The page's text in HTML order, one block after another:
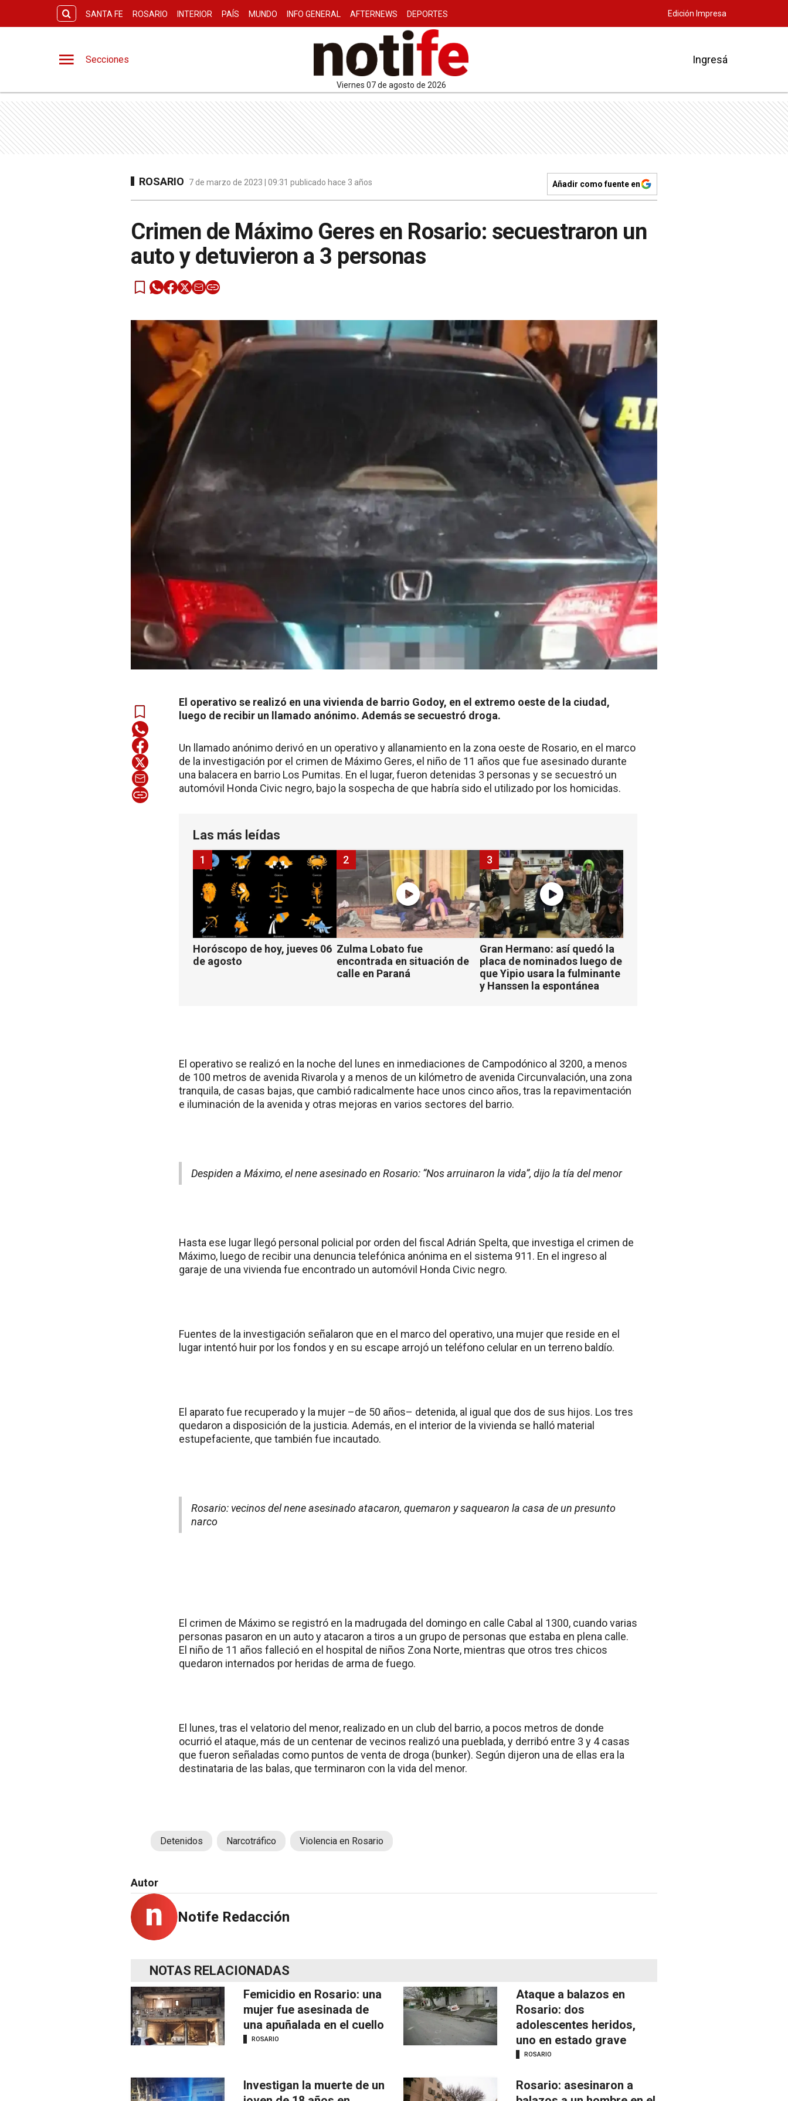
SANTA FE ROSARIO INTERIOR PAÍS MUNDO INFO GENERAL AFTERNEWS DEPORTES Edición Impresa
Secciones
viernes 07 de agosto de 2026
Ingresá
ROSARIO 7 de marzo de 2023 | 09:31 publicado hace 3 años Añadir como fuente en
Crimen de Máximo Geres en Rosario: secuestraron un
auto y detuvieron a 3 personas
El operativo se realizó en una vivienda de barrio Godoy, en el extremo oeste de la ciudad,
luego de recibir un llamado anónimo. Además se secuestró droga.
Un llamado anónimo derivó en un operativo y allanamiento en la zona oeste de Rosario, en el marco
de la investigación por el crimen de Máximo Geres, el niño de 11 años que fue asesinado durante
una balacera en barrio Los Pumitas. En el lugar, fueron detenidas 3 personas y se secuestró un
automóvil Honda Civic negro, bajo la sospecha de que habría sido el utilizado por los homicidas.
Las más leídas
Horóscopo de hoy, jueves 06
de agosto
1
Zulma Lobato fue
encontrada en situación de
calle en Paraná
2
Gran Hermano: así quedó la
placa de nominados luego de
que Yipio usara la fulminante
y Hanssen la espontánea
3
El operativo se realizó en la noche del lunes en inmediaciones de Campodónico al 3200, a menos
de 100 metros de avenida Rivarola y a menos de un kilómetro de avenida Circunvalación, una zona
tranquila, de casas bajas, que cambió radicalmente hace unos cinco años, tras la repavimentación
e iluminación de la avenida y otras mejoras en varios sectores del barrio.
Despiden a Máximo, el nene asesinado en Rosario: “Nos arruinaron la vida”, dijo la tía del menor
Hasta ese lugar llegó personal policial por orden del fiscal Adrián Spelta, que investiga el crimen de
Máximo, luego de recibir una denuncia telefónica anónima en el sistema 911. En el ingreso al
garaje de una vivienda fue encontrado un automóvil Honda Civic negro.
Fuentes de la investigación señalaron que en el marco del operativo, una mujer que reside en el
lugar intentó huir por los fondos y en su escape arrojó un teléfono celular en un terreno baldío.
El aparato fue recuperado y la mujer –de 50 años– detenida, al igual que dos de sus hijos. Los tres
quedaron a disposición de la justicia. Además, en el interior de la vivienda se halló material
estupefaciente, que también fue incautado.
Rosario: vecinos del nene asesinado atacaron, quemaron y saquearon la casa de un presunto
narco
El crimen de Máximo se registró en la madrugada del domingo en calle Cabal al 1300, cuando varias
personas pasaron en un auto y atacaron a tiros a un grupo de personas que estaba en plena calle.
El niño de 11 años falleció en el hospital de niños Zona Norte, mientras que otros tres chicos
quedaron internados por heridas de arma de fuego.
El lunes, tras el velatorio del menor, realizado en un club del barrio, a pocos metros de donde
ocurrió el ataque, más de un centenar de vecinos realizó una pueblada, y derribó entre 3 y 4 casas
que fueron señaladas como puntos de venta de droga (bunker). Según dijeron una de ellas era la
destinataria de las balas, que terminaron con la vida del menor.
Detenidos Narcotráfico Violencia en Rosario
Autor
Notife Redacción
NOTAS RELACIONADAS
Femicidio en Rosario: una
mujer fue asesinada de
una apuñalada en el cuello
ROSARIO
Ataque a balazos en
Rosario: dos
adolescentes heridos,
uno en estado grave
ROSARIO
Investigan la muerte de un
Rosario: asesinaron a